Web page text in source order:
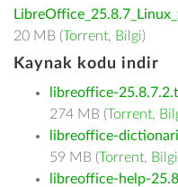
20 MB (Torrent, Bilgi)
Kaynak kodu indir
libreoffice-
274 MB (Torrent,
libreoffice-
59 MB (Torrent, Bilgi
libreoffice-help-